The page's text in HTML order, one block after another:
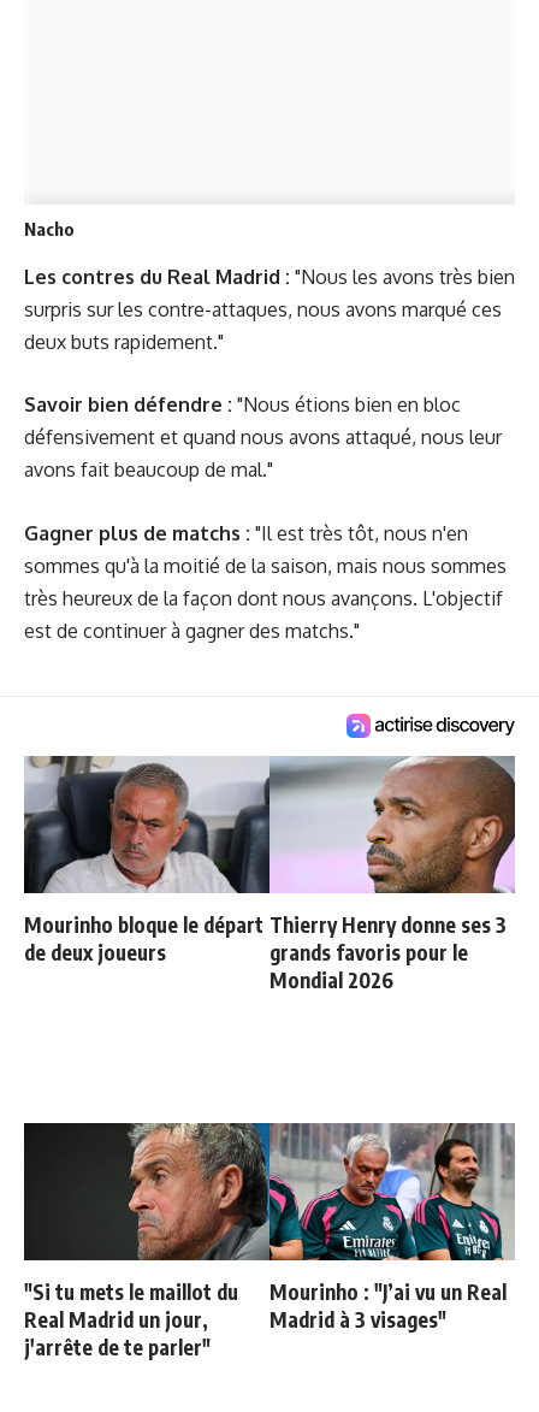
Nacho
Les contres du Real Madrid : "Nous les avons très bien
surpris sur les contre-attaques, nous avons marqué ces
deux buts rapidement."
Savoir bien défendre : "Nous étions bien en bloc
défensivement et quand nous avons attaqué, nous leur
avons fait beaucoup de mal."
Gagner plus de matchs : "Il est très tôt, nous n'en
sommes qu'à la moitié de la saison, mais nous sommes
très heureux de la façon dont nous avançons. L'objectif
est de continuer à gagner des matchs."
Mourinho bloque le départ
de deux joueurs
Thierry Henry donne ses 3
grands favoris pour le
Mondial 2026
"Si tu mets le maillot du
Real Madrid un jour,
j'arrête de te parler"
Mourinho : "J’ai vu un Real
Madrid à 3 visages"